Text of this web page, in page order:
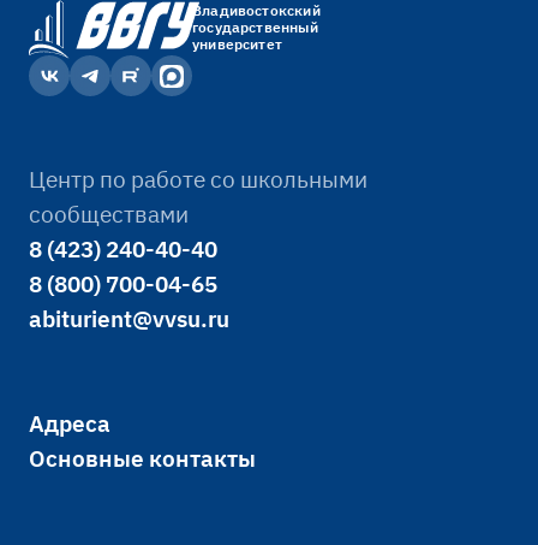
Владивостокский
государственный
университет
Центр по работе со школьными
сообществами
8 (423) 240-40-40
8 (800) 700-04-65
abiturient@vvsu.ru
Адреса
Основные контакты